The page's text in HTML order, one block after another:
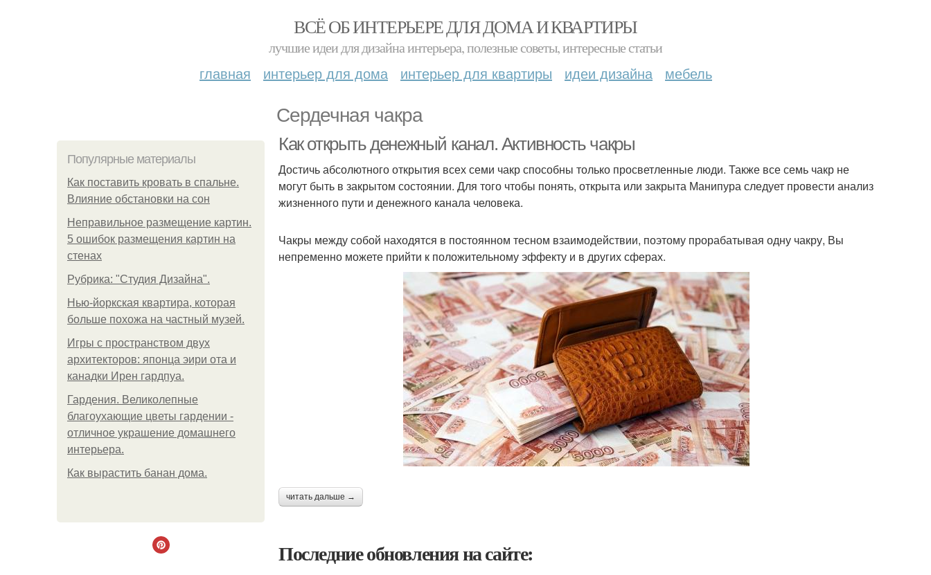
ВСЁ ОБ ИНТЕРЬЕРЕ ДЛЯ ДОМА И КВАРТИРЫ
лучшие идеи для дизайна интерьера, полезные советы, интересные статьи
главная интерьер для дома интерьер для квартиры идеи дизайна мебель
Сердечная чакра
Популярные материалы
Как поставить кровать в спальне.
Влияние обстановки на сон
Неправильное размещение картин.
5 ошибок размещения картин на
стенах
Рубрика: "Студия Дизайна".
Нью-йоркская квартира, которая
больше похожа на частный музей.
Игры с пространством двух
архитекторов: японца эири ота и
канадки Ирен гардпуа.
Гардения. Великолепные
благоухающие цветы гардении -
отличное украшение домашнего
интерьера.
Как вырастить банан дома.
Как открыть денежный канал. Активность чакры
Достичь абсолютного открытия всех семи чакр способны только просветленные люди. Также все семь чакр не
могут быть в закрытом состоянии. Для того чтобы понять, открыта или закрыта Манипура следует провести анализ
жизненного пути и денежного канала человека.
Чакры между собой находятся в постоянном тесном взаимодействии, поэтому прорабатывая одну чакру, Вы
непременно можете прийти к положительному эффекту и в других сферах.
читать дальше →
Последние обновления на сайте: